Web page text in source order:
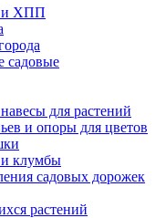
и ХПП
садовые
для растений
и опоры для цветов
и клумбы
садовых дорожек
растений